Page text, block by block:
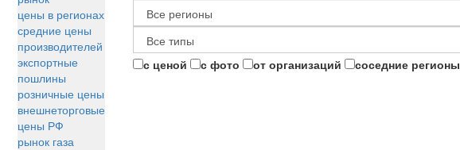
цены в регионах
средние цены
производителей
экспортные
пошлины
розничные цены
внешнеторговые
цены РФ
рынок газа
с ценой с фото от организаций соседние регионы